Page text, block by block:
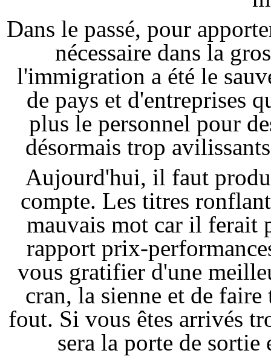
Dans le passé, pour
nécessaire dans la
l'immigration a été le
de pays et d'entreprises
plus le personnel pour
désormais trop
Aujourd'hui, il faut
compte. Les titres
mauvais mot car il ferait
rapport prix-
vous gratifier d'une
cran, la sienne et de
fout. Si vous êtes arrivés
sera la porte de